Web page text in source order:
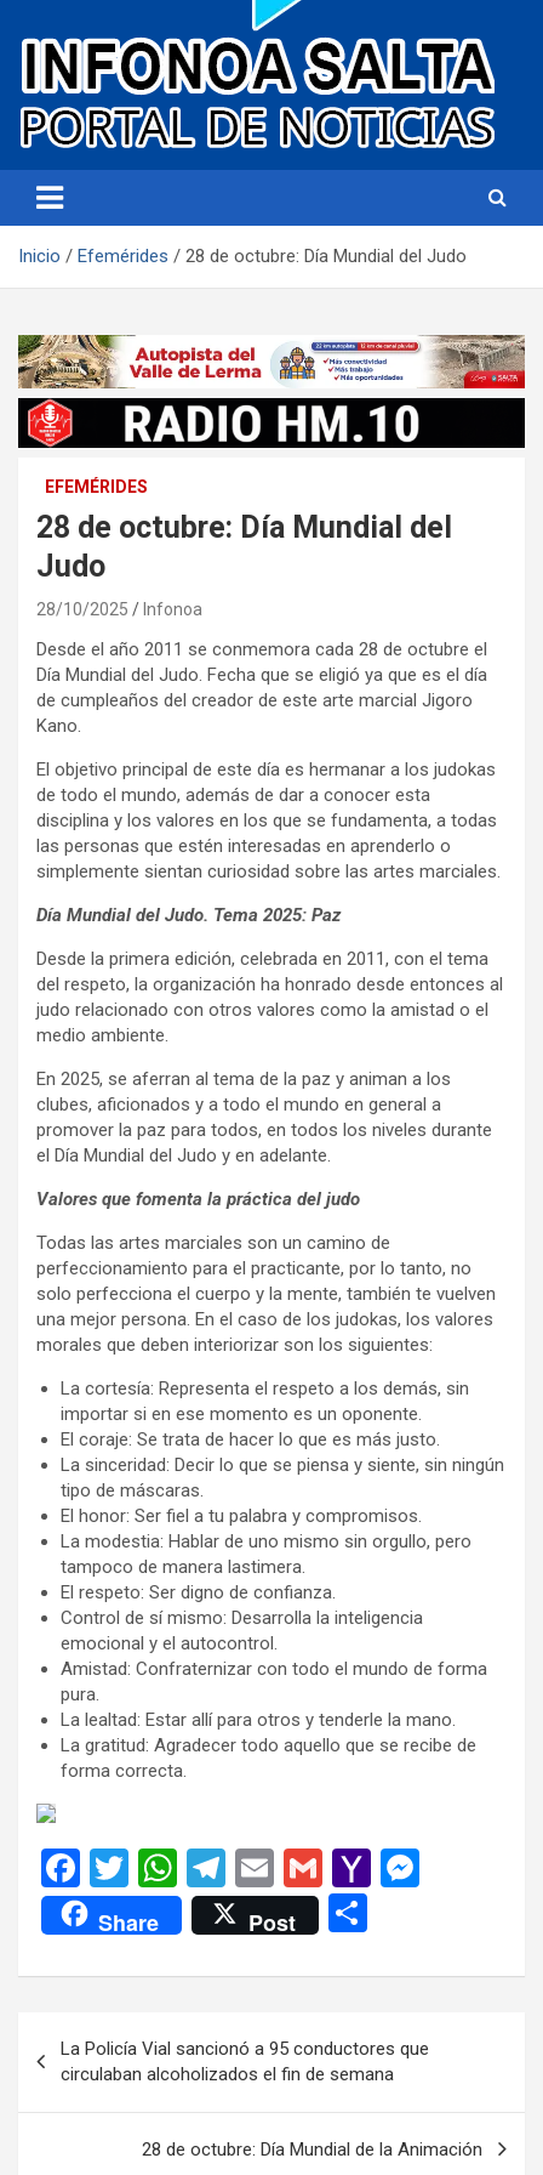
Infonoa Salta
Inicio Efemérides 28 de octubre: Día Mundial del Judo
EFEMÉRIDES
28 de octubre: Día Mundial del
Judo
28/10/2025 Infonoa
Desde el año 2011 se conmemora cada 28 de octubre el
Día Mundial del Judo. Fecha que se eligió ya que es el día
de cumpleaños del creador de este arte marcial Jigoro
Kano.
El objetivo principal de este día es hermanar a los judokas
de todo el mundo, además de dar a conocer esta
disciplina y los valores en los que se fundamenta, a todas
las personas que estén interesadas en aprenderlo o
simplemente sientan curiosidad sobre las artes marciales.
Día Mundial del Judo. Tema 2025: Paz
Desde la primera edición, celebrada en 2011, con el tema
del respeto, la organización ha honrado desde entonces al
judo relacionado con otros valores como la amistad o el
medio ambiente.
En 2025, se aferran al tema de la paz y animan a los
clubes, aficionados y a todo el mundo en general a
promover la paz para todos, en todos los niveles durante
el Día Mundial del Judo y en adelante.
Valores que fomenta la práctica del judo
Todas las artes marciales son un camino de
perfeccionamiento para el practicante, por lo tanto, no
solo perfecciona el cuerpo y la mente, también te vuelven
una mejor persona. En el caso de los judokas, los valores
morales que deben interiorizar son los siguientes:
La cortesía: Representa el respeto a los demás, sin
importar si en ese momento es un oponente.
El coraje: Se trata de hacer lo que es más justo.
La sinceridad: Decir lo que se piensa y siente, sin ningún
tipo de máscaras.
El honor: Ser fiel a tu palabra y compromisos.
La modestia: Hablar de uno mismo sin orgullo, pero
tampoco de manera lastimera.
El respeto: Ser digno de confianza.
Control de sí mismo: Desarrolla la inteligencia
emocional y el autocontrol.
Amistad: Confraternizar con todo el mundo de forma
pura.
La lealtad: Estar allí para otros y tenderle la mano.
La gratitud: Agradecer todo aquello que se recibe de
forma correcta.
F
a
ce
b
o
k
T
wi
tt
er
W
h
at
s
p
p
T
el
e
gr
m
E
m
ail
G
m
ail
Y
o
M
ail
n
er
Share Post
m
ar
tir
de
entradas
La Policía Vial sancionó a 95 conductores que
circulaban alcoholizados el fin de semana
28 de octubre: Día Mundial de la Animación